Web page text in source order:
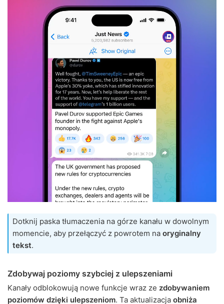
Dotknij paska tłumaczenia na górze kanału w dowolnym
momencie, aby przełączyć z powrotem na oryginalny
tekst.
Zdobywaj poziomy szybciej z ulepszeniami
Kanały odblokowują nowe funkcje wraz ze zdobywaniem
poziomów dzięki ulepszeniom. Ta aktualizacja obniża